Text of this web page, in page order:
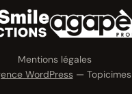
Mentions légales
WordPress— Topicimes